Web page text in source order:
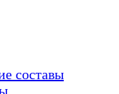
составы